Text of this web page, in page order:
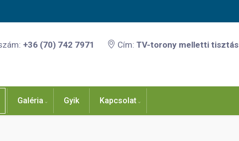
+36 (70) 742 7971 Cím: TV-torony melletti tisztás
Galéria Gyik Kapcsolat